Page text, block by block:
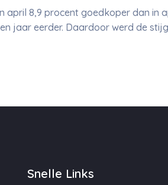
april 8,9 procent goedkoper dan in
jaar eerder. Daardoor werd de
Snelle Links